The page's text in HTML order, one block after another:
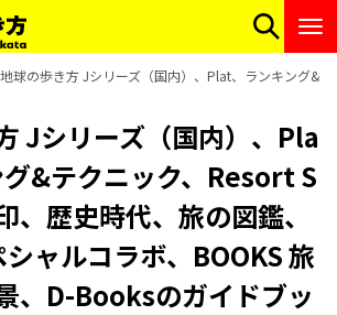
地球の歩き方 Jシリーズ（国内）、Plat、ランキング&
Jシリーズ（国内）、Pla
&テクニック、Resort S
歴史時代、旅の図鑑、
シャルコラボ、BOOKS 旅
、D-Booksのガイドブッ